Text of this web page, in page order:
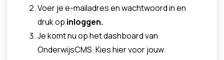
Voer je e-mailadres en wachtwoord in en
druk op inloggen.
Je komt nu op het dashboard van
OnderwijsCMS. Kies hier voor jouw